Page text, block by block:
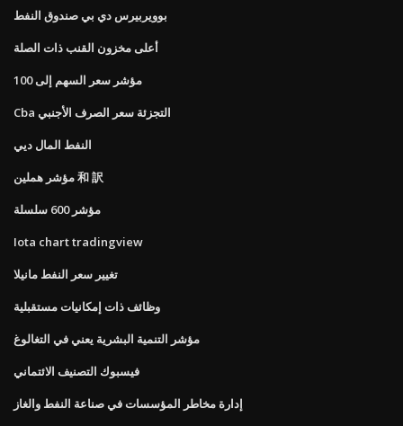
بوويربيرس دي بي صندوق النفط
أعلى مخزون القنب ذات الصلة
مؤشر سعر السهم إلى 100
Cba التجزئة سعر الصرف الأجنبي
النفط المال ديي
مؤشر هملين 和 訳
مؤشر 600 سلسلة
Iota chart tradingview
تغيير سعر النفط مانيلا
وظائف ذات إمكانيات مستقبلية
مؤشر التنمية البشرية يعني في التغالوغ
فيسبوك التصنيف الائتماني
إدارة مخاطر المؤسسات في صناعة النفط والغاز